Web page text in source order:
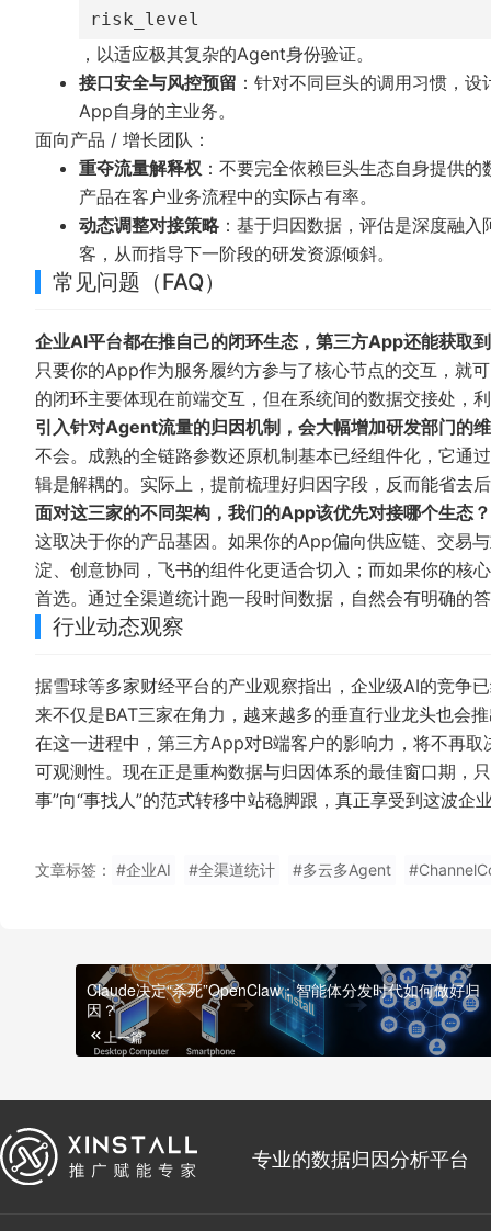
risk_level
，以适应极其复杂的Agent身份验证。
接口安全与风控预留 ：针对不同巨头的调用习惯，
App自身的主业务。
面向产品 / 增长团队：
重夺流量解释权 ：不要完全依赖巨头生态自身提供
产品在客户业务流程中的实际占有率。
动态调整对接策略：基于归因数据，评估是深度融
客，从而指导下一阶段的研发资源倾斜。
常见问题（FAQ）
企业AI平台都在推自己的闭环生态，第三方App还能获取
只要你的App作为服务履约方参与了核心节点的交互，就
的闭环主要体现在前端交互，但在系统间的数据交接处，
引入针对Agent流量的归因机制，会大幅增加研发部门的
不会。成熟的全链路参数还原机制基本已经组件化，它通
辑是解耦的。实际上，提前梳理好归因字段，反而能省去
面对这三家的不同架构，我们的App该优先对接哪个生态？
这取决于你的产品基因。如果你的App偏向供应链、交易
淀、创意协同，飞书的组件化更适合切入；而如果你的核
首选。通过全渠道统计跑一段时间数据，自然会有明确的
行业动态观察
据雪球等多家财经平台的产业观察指出，企业级AI的竞争
来不仅是BAT三家在角力，越来越多的垂直行业龙头也会
在这一进程中，第三方App对B端客户的影响力，将不再
可观测性。现在正是重构数据与归因体系的最佳窗口期，
事”向“事找人”的范式转移中站稳脚跟，真正享受到这波企
文章标签： #企业AI #全渠道统计 #多云多Agent
Claude决定“杀死”OpenClaw：智能体分发时代如何做好归
因？
上一篇
专业的数据归因分析平台